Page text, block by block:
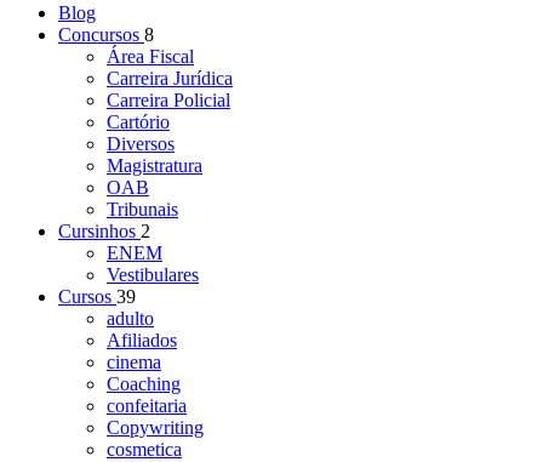
Blog
Concursos 8
Área Fiscal
Carreira Jurídica
Carreira Policial
Cartório
Diversos
Magistratura
OAB
Tribunais
Cursinhos 2
ENEM
Vestibulares
Cursos 39
adulto
Afiliados
cinema
Coaching
confeitaria
Copywriting
cosmetica